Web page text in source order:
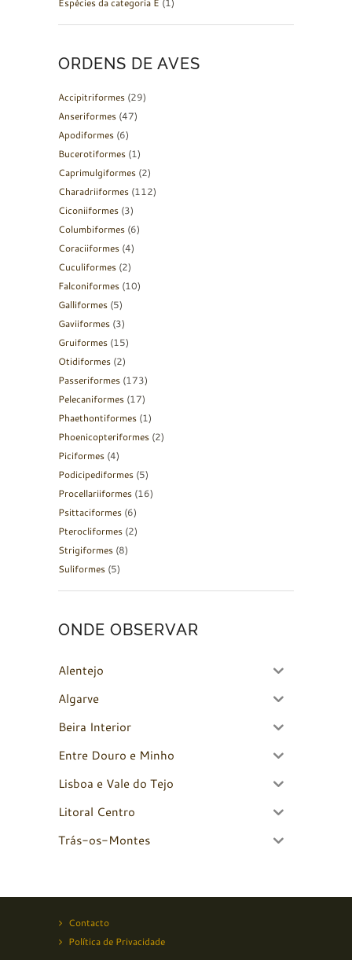
ORDENS DE AVES
Accipitriformes (29)
Anseriformes (47)
Apodiformes (6)
Bucerotiformes (1)
Caprimulgiformes (2)
Charadriiformes (112)
Ciconiiformes (3)
Columbiformes (6)
Coraciiformes (4)
Cuculiformes (2)
Falconiformes (10)
Galliformes (5)
Gaviiformes (3)
Gruiformes (15)
Otidiformes (2)
Passeriformes (173)
Pelecaniformes (17)
Phaethontiformes (1)
Phoenicopteriformes (2)
Piciformes (4)
Podicipediformes (5)
Procellariiformes (16)
Psittaciformes (6)
Pterocliformes (2)
Strigiformes (8)
Suliformes (5)
ONDE OBSERVAR
Alentejo
Algarve
Beira Interior
Entre Douro e Minho
Lisboa e Vale do Tejo
Litoral Centro
Trás-os-Montes
Contacto
Política de Privacidade